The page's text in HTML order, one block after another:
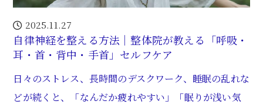
2025.11.27
自律神経を整える方法｜整体院が教える「呼吸・
耳・首・背中・手首」セルフケア
日々のストレス、長時間のデスクワーク、睡眠の乱れな
どが続くと、「なんだか疲れやすい」「眠りが浅い気